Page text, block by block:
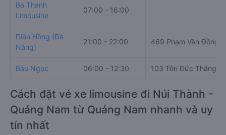
Ba Thanh
Limousine
07:00 - 16:00
Diên Hồng (Đà
Nẵng)
21:00 - 22:00 469 Phạm Văn Đồng
Bảo Ngọc 06:00 - 12:30 103 Tôn Đức Thắng
Cách đặt vé xe limousine đi Núi Thành -
Quảng Nam từ Quảng Nam nhanh và uy
tín nhất